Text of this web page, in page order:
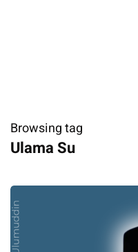
Browsing tag
Ulama Su